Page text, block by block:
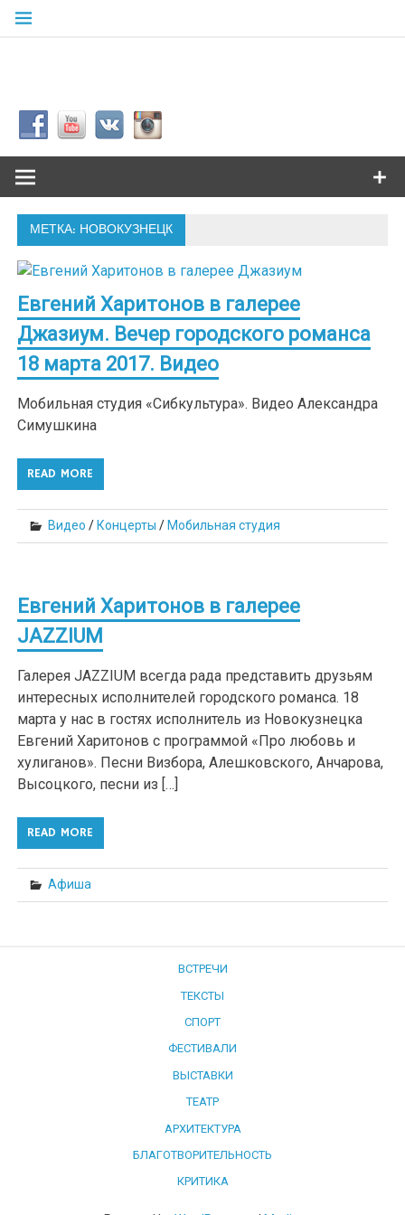
Skip
МЕТКА: НОВОКУЗНЕЦК
Евгений Харитонов в галерее
Джазиум. Вечер городского романса
18 марта 2017. Видео
Мобильная студия «Сибкультура». Видео Александра
Симушкина
READ MORE
Видео / Концерты / Мобильная студия
Евгений Харитонов в галерее
JAZZIUM
Галерея JAZZIUM всегда рада представить друзьям
интересных исполнителей городского романса. 18
марта у нас в гостях исполнитель из Новокузнецка
Евгений Харитонов с программой «Про любовь и
хулиганов». Песни Визбора, Алешковского, Анчарова,
Высоцкого, песни из […]
READ MORE
Афиша
ВСТРЕЧИ
ТЕКСТЫ
СПОРТ
ФЕСТИВАЛИ
ВЫСТАВКИ
ТЕАТР
АРХИТЕКТУРА
БЛАГОТВОРИТЕЛЬНОСТЬ
КРИТИКА